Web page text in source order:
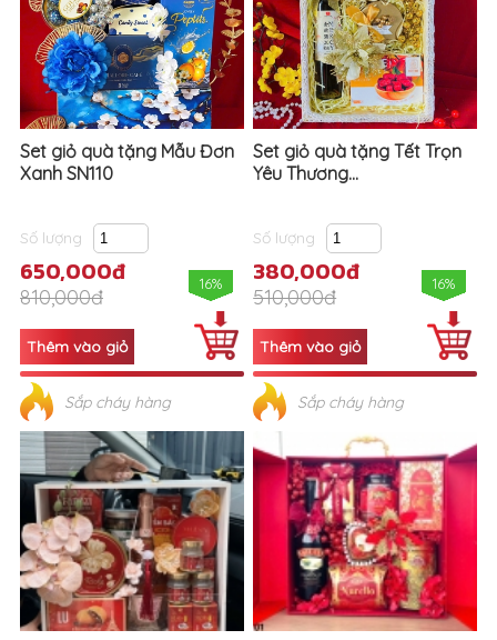
Set giỏ quà tặng Mẫu Đơn
Xanh SN110
Số lượng
650,000đ
810,000đ
16%
Sắp cháy hàng
Set giỏ quà tặng Tết Trọn
Yêu Thương...
Số lượng
380,000đ
510,000đ
16%
Sắp cháy hàng